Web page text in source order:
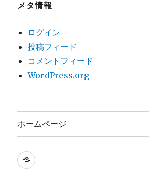
メタ情報
ログイン
投稿フィード
コメントフィード
WordPress.org
ホームページ
ホ